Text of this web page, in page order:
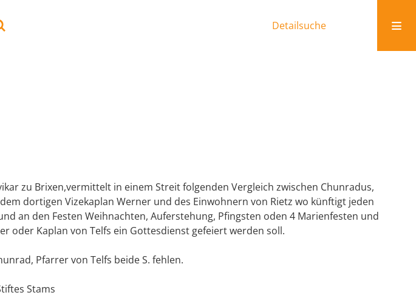
Detailsuche
zu Brixen,vermittelt in einem Streit folgenden Vergleich zwischen Chunradus,
dortigen Vizekaplan Werner und des Einwohnern von Rietz wo künftigt jeden
an den Festen Weihnachten, Auferstehung, Pfingsten oden 4 Marienfesten und
oder Kaplan von Telfs ein Gottesdienst gefeiert werden soll.
Pfarrer von Telfs beide S. fehlen.
Stams